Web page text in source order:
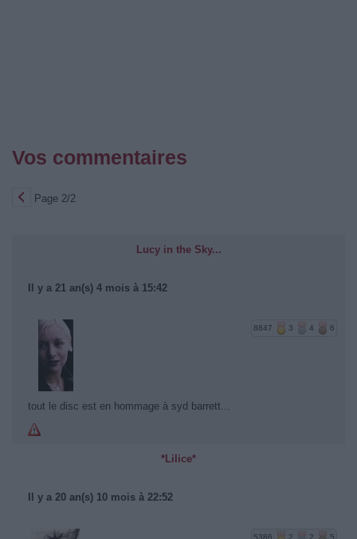
Vos commentaires
Page 2/2
Lucy in the Sky...
Il y a 21 an(s) 4 mois à 15:42
8847 3 4 6
tout le disc est en hommage à syd barrett...
*Lilice*
Il y a 20 an(s) 10 mois à 22:52
5386 2 2 5